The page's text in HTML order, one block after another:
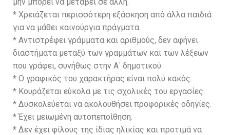
* Χρειάζεται περισσότερη εξάσκηση από άλλα παιδιά
για να μάθει καινούργια πράγματα.
* Αντιστρέφει γράμματα και αριθμούς, δεν αφήνει
διαστήματα μεταξύ των γραμμάτων και των λέξεων
που γράφει, συνήθως στην Α΄ δημοτικού.
* O γραφικός του χαρακτήρας είναι πολύ κακός.
* Κουράζεται εύκολα με τις σχολικές του εργασίες.
* Δυσκολεύεται να ακολουθήσει προφορικές οδηγίες.
* Έχει μειωμένη αυτοπεποίθηση.
* Δεν έχει φίλους της ίδιας ηλικίας και προτιμά να